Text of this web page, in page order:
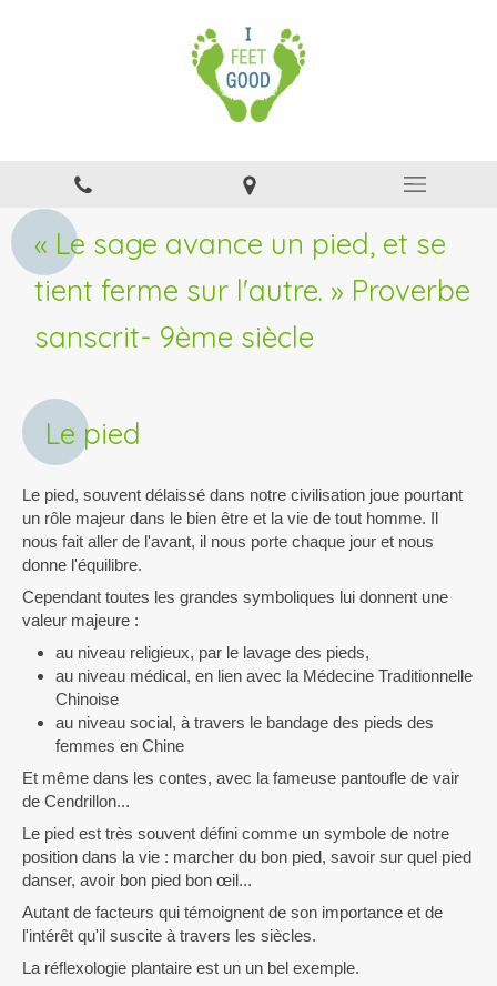
« Le sage avance un pied, et se
tient ferme sur l'autre. » Proverbe
sanscrit- 9ème siècle
Le pied
Le pied, souvent délaissé dans notre civilisation joue pourtant
un rôle majeur dans le bien être et la vie de tout homme. Il
nous fait aller de l'avant, il nous porte chaque jour et nous
donne l'équilibre.
Cependant toutes les grandes symboliques lui donnent une
valeur majeure :
au niveau religieux, par le lavage des pieds,
au niveau médical, en lien avec la Médecine Traditionnelle
Chinoise
au niveau social, à travers le bandage des pieds des
femmes en Chine
Et même dans les contes, avec la fameuse pantoufle de vair
de Cendrillon...
Le pied est très souvent défini comme un symbole de notre
position dans la vie : marcher du bon pied, savoir sur quel pied
danser, avoir bon pied bon œil...
Autant de facteurs qui témoignent de son importance et de
l'intérêt qu'il suscite à travers les siècles.
La réflexologie plantaire est un un bel exemple.